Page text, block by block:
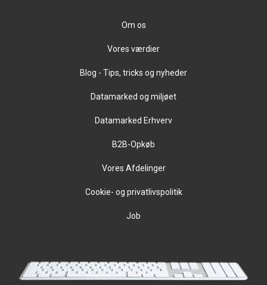
Om os
Vores værdier
Blog - Tips, tricks og nyheder
Datamarked og miljøet
Datamarked Erhverv
B2B-Opkøb
Vores Afdelinger
Cookie- og privatlivspolitik
Job